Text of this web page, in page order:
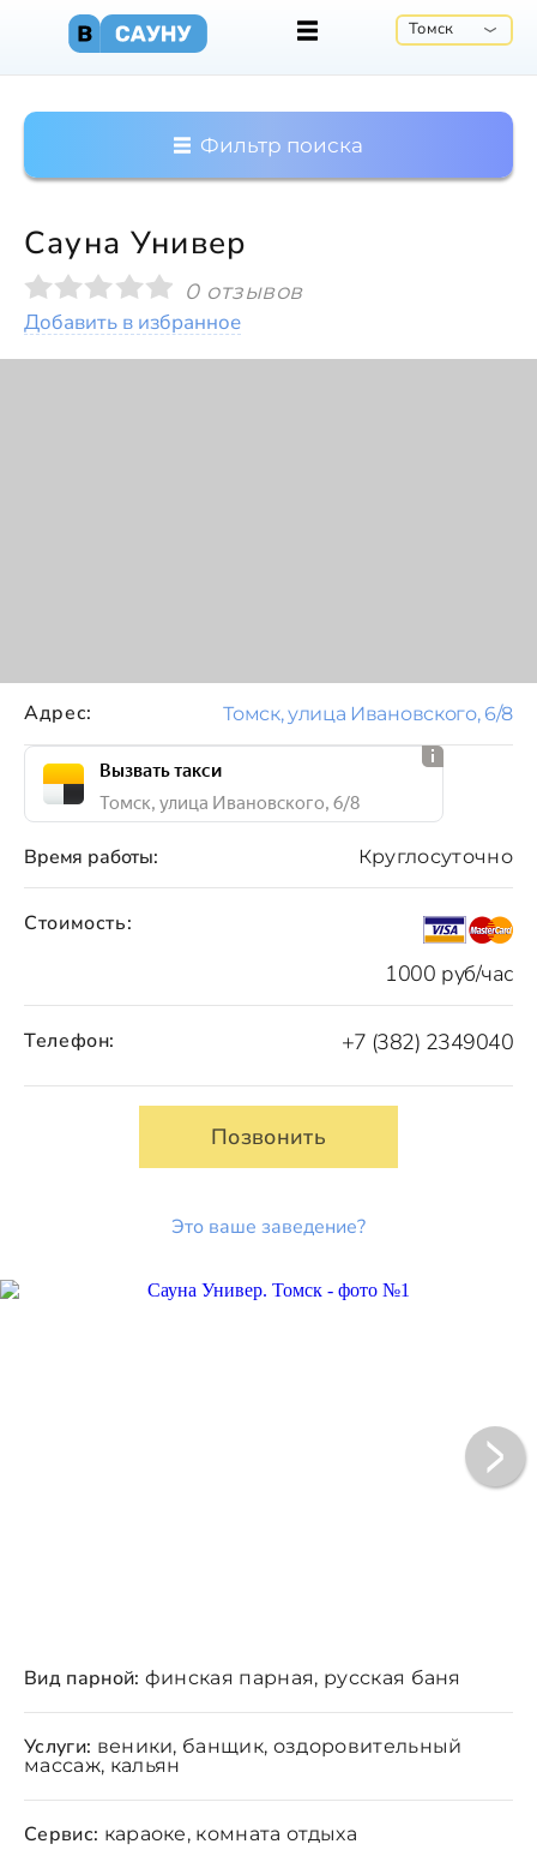
Томск
Фильтр поиска
Сауна Универ
0 отзывов
Добавить в избранное
Стоимость:
1000 руб/час
Время работы: Круглосуточно
Телефон: +7 (382) 2349040
Позвонить
Это ваше заведение?
Адрес: Томск, улица Ивановского, 6/8
Вызвать такси
Томск, улица Ивановского, 6/8
Вид парной: финская парная, русская баня
Услуги: веники, банщик, оздоровительный
массаж, кальян
Сервис: караоке, комната отдыха